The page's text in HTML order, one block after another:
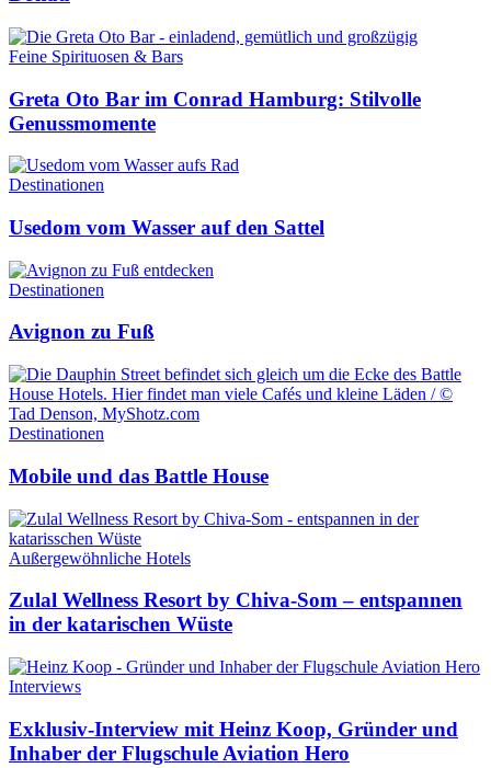
Feine Spirituosen & Bars
Greta Oto Bar im Conrad Hamburg: Stilvolle
Genussmomente
Destinationen
Usedom vom Wasser auf den Sattel
Destinationen
Avignon zu Fuß
Destinationen
Mobile und das Battle House
Außergewöhnliche Hotels
Zulal Wellness Resort by Chiva-Som – entspannen
in der katarischen Wüste
Interviews
Exklusiv-Interview mit Heinz Koop, Gründer und
Inhaber der Flugschule Aviation Hero